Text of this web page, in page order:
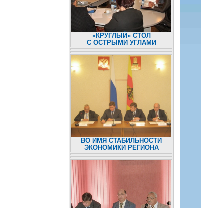
«КРУГЛЫЙ» СТОЛ
С ОСТРЫМИ УГЛАМИ
ВО ИМЯ СТАБИЛЬНОСТИ
ЭКОНОМИКИ РЕГИОНА